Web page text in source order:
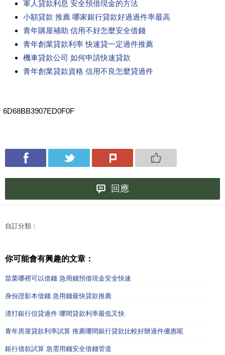
軍人貸款利息 安全預借現金的方法
小額貸款 推薦 哪家銀行貸款好過過件率最高
青年購屋補助 信用不好怎麼安全借錢
青年創業貸款利率 快速貸一定過件推薦
機車貸款公司 如何申請快速貸款
青年創業貸款資格 信用不良怎麼貸過件
6D68BB3907ED0F0F
回應
自訂分類：
你可能會有興趣的文章：
苗栗哪裡可以借錢 急用錢預借現金安全快速
身份證影本借錢 急用錢最快貸款推薦
渣打銀行信貸過件 哪間貸款利率最低又快
青年房屋貸款利率試算 推薦哪間銀行貸款比較好辦過件優惠呢
銀行借款試算 急需用錢安全借錢管道